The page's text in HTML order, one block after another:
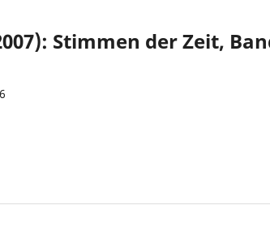
Stimmen der Zeit,